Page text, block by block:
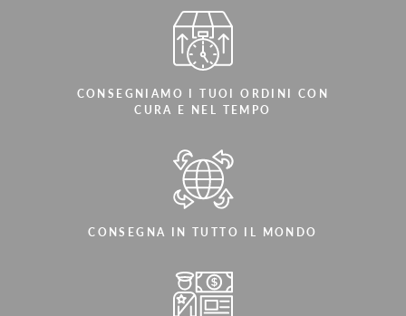
CONSEGNIAMO I TUOI ORDINI CON
CURA E NEL TEMPO
CONSEGNA IN TUTTO IL MONDO